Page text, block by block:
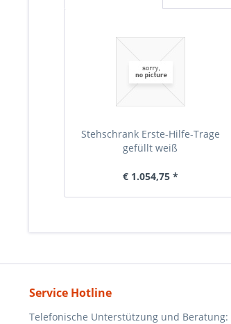
Stehschrank Erste-Hilfe-Trage
gefüllt weiß
€ 1.054,75 *
Service Hotline
Telefonische Unterstützung und Beratung: